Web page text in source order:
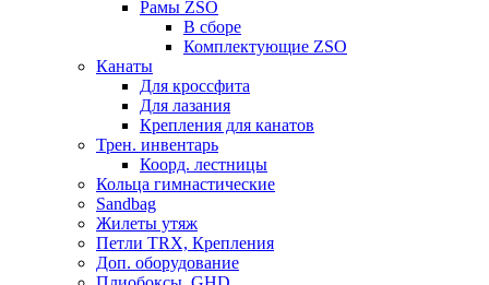
Рамы ZSO
В сборе
Комплектующие ZSO
Канаты
Для кроссфита
Для лазания
Крепления для канатов
Трен. инвентарь
Коорд. лестницы
Кольца гимнастические
Sandbag
Жилеты утяж
Петли TRX, Крепления
Доп. оборудование